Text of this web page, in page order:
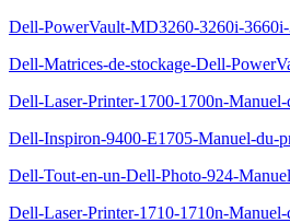
Dell-PowerVault-MD3260-3260i-
Dell-Matrices-de-stockage-Dell-
Dell-Laser-Printer-1700-1700n-
Dell-Inspiron-9400-E1705-Manuel-du-
Dell-Tout-en-un-Dell-Photo-924-
Dell-Laser-Printer-1710-1710n-